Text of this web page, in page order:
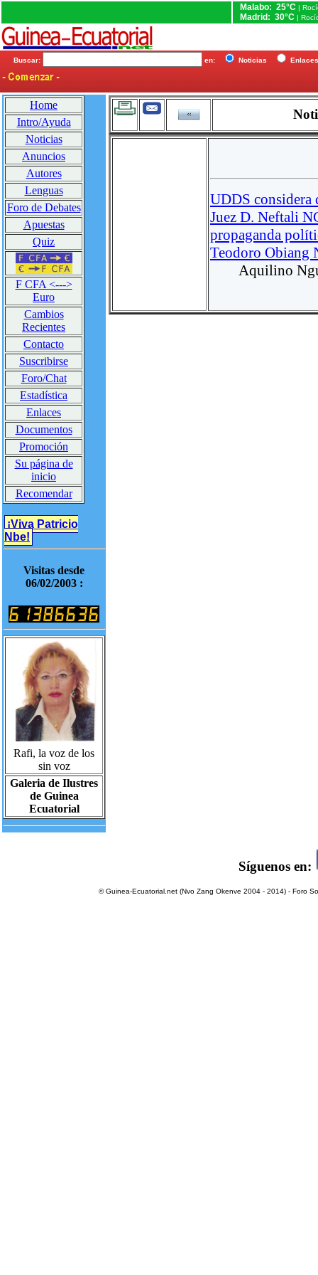
Malabo: 25°C |
Madrid: 30°C |
Buscar: en: Noticias
Home
Intro/Ayuda
Noticias
Anuncios
Autores
Lenguas
Foro de Debates
Apuestas
Quiz
F CFA <--->
Euro
Cambios
Recientes
Contacto
Suscribirse
Foro/Chat
Estadística
Enlaces
Documentos
Promoción
Su página de
inicio
Recomendar
¡Viva Patricio
Nbe!
Visitas desde
06/02/2003 :
Rafi, la voz de los
sin voz
Galeria de Ilustres
de Guinea
Ecuatorial
UDDS
Juez D. Neftali
propaganda
Teodoro Obiang
Aquilino
Síguenos en:
© Guinea-Ecuatorial.net (Nvo Zang Okenve 2004 - 2014) - Foro